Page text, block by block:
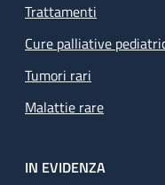
Trattamenti
Cure palliative
Tumori rari
Malattie rare
IN EVIDENZA